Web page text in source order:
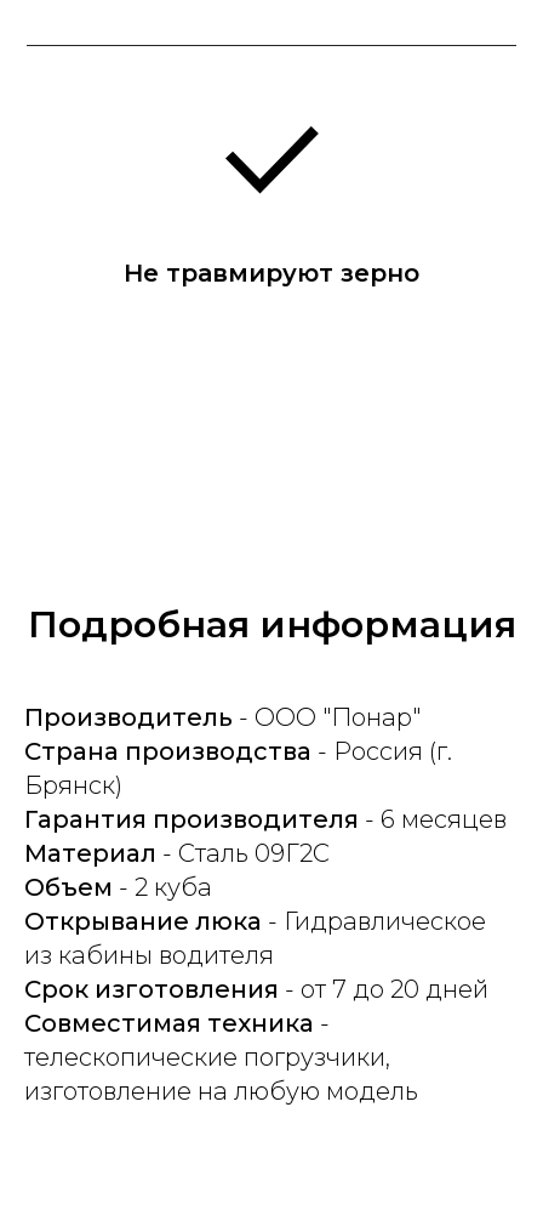
Не травмируют зерно
Подробная информация
Производитель - ООО "Понар"
Страна производства - Россия (г.
Брянск)
Гарантия производителя - 6 месяцев
Материал - Сталь 09Г2С
Объем - 2 куба
Открывание люка - Гидравлическое
из кабины водителя
Срок изготовления - от 7 до 20 дней
Совместимая техника -
телескопические погрузчики,
изготовление на любую модель